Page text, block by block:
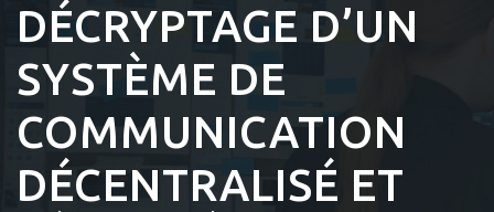
DÉCRYPTAGE D’UN
SYSTÈME DE
COMMUNICATION
DÉCENTRALISÉ ET